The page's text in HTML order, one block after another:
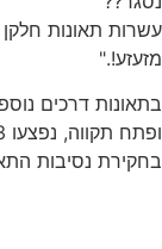
עשרות תאונות חלקן
מזעזע!."
בתאונות דרכים
בחקירת נסיבות